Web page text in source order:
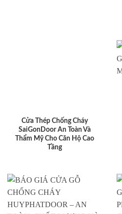
Cửa Thép Chống Cháy
SaiGonDoor An Toàn Và
Thẩm Mỹ Cho Căn Hộ Cao
Tầng